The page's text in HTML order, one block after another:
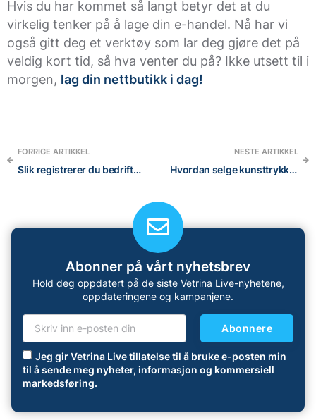
Hvis du har kommet så langt betyr det at du
virkelig tenker på å lage din e-handel. Nå har vi
også gitt deg et verktøy som lar deg gjøre det på
veldig kort tid, så hva venter du på? Ikke utsett til i
morgen, lag din nettbutikk i dag!
FORRIGE ARTIKKEL
Slik registrerer du bedriften din på Google My Business og Google Maps
NESTE ARTIKKEL
Hvordan selge kunsttrykk, plakater og malerier på nettet?
Abonner på vårt nyhetsbrev
Hold deg oppdatert på de siste Vetrina Live-nyhetene,
oppdateringene og kampanjene.
Jeg gir Vetrina Live tillatelse til å bruke e-posten min
til å sende meg nyheter, informasjon og kommersiell
markedsføring.
Abonnere